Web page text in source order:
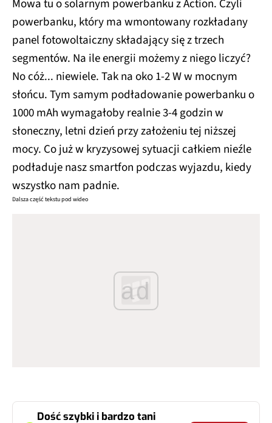
Mowa tu o solarnym powerbanku z Action. Czyli
powerbanku, który ma wmontowany rozkładany
panel fotowoltaiczny składający się z trzech
segmentów. Na ile energii możemy z niego liczyć?
No cóż... niewiele. Tak na oko 1-2 W w mocnym
słońcu. Tym samym podładowanie powerbanku o
1000 mAh wymagałoby realnie 3-4 godzin w
słoneczny, letni dzień przy założeniu tej niższej
mocy. Co już w kryzysowej sytuacji całkiem nieźle
podładuje nasz smartfon podczas wyjazdu, kiedy
wszystko nam padnie.
Dalsza część tekstu pod wideo
ad
Dość szybki i bardzo tani